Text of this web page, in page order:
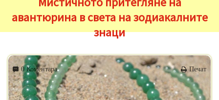
авантюрина в света на зодиакалните
знаци
0 Коментара Печат